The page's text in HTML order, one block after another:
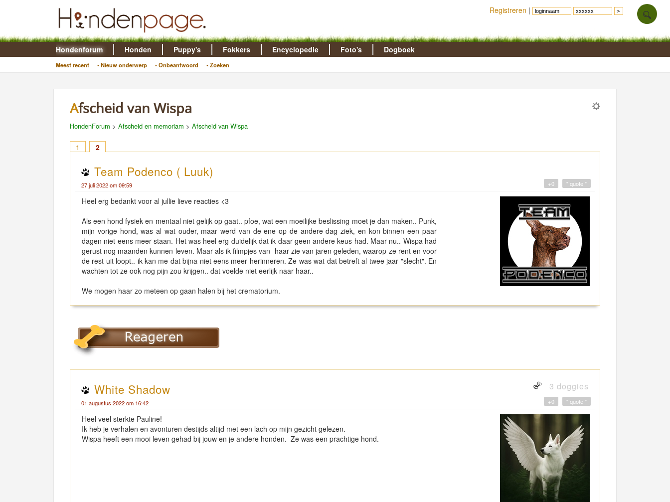
Hondenforum
Meest recent • Nieuw onderwerp • Onbeantwoord • Zoeken
Honden Puppy's Fokkers Encyclopedie Foto's Dogboek
Afscheid van Wispa
HondenForum > Afscheid en memoriam > Afscheid van Wispa
1 2
Team Podenco ( Luuk)
27 juli 2022 om 09:59 " quote "
+0
Heel erg bedankt voor al jullie lieve reacties <3
Als een hond fysiek en mentaal niet gelijk op gaat.. pfoe, wat een moeilijke beslissing moet je dan maken.. Punk,
mijn vorige hond, was al wat ouder, maar werd van de ene op de andere dag ziek, en kon binnen een paar
dagen niet eens meer staan. Het was heel erg duidelijk dat ik daar geen andere keus had. Maar nu.. Wispa had
gerust nog maanden kunnen leven. Maar als ik filmpjes van haar zie van jaren geleden, waarop ze rent en voor
de rest uit loopt.. ik kan me dat bijna niet eens meer herinneren. Ze was wat dat betreft al twee jaar "slecht". En
wachten tot ze ook nog pijn zou krijgen.. dat voelde niet eerlijk naar haar..
We mogen haar zo meteen op gaan halen bij het crematorium.
White Shadow 3 doggies
01 augustus 2022 om 16:42 " quote "
+0
Heel veel sterkte Pauline!
Ik heb je verhalen en avonturen destijds altijd met een lach op mijn gezicht gelezen.
Wispa heeft een mooi leven gehad bij jouw en je andere honden. Ze was een prachtige hond.
Registreren |